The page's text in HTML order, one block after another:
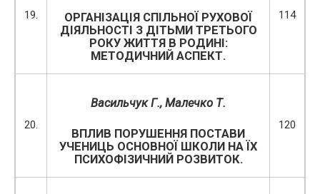
19.
ОРГАНІЗАЦІЯ СПІЛЬНОЇ РУХОВОЇ
ДІЯЛЬНОСТІ З ДІТЬМИ ТРЕТЬОГО
РОКУ ЖИТТЯ В РОДИНІ:
МЕТОДИЧНИЙ АСПЕКТ.
114
20.
Васильчук Г., Малечко Т.
ВПЛИВ ПОРУШЕННЯ ПОСТАВИ
УЧЕНИЦЬ ОСНОВНОЇ ШКОЛИ НА ЇХ
ПСИХОФІЗИЧНИЙ РОЗВИТОК.
120